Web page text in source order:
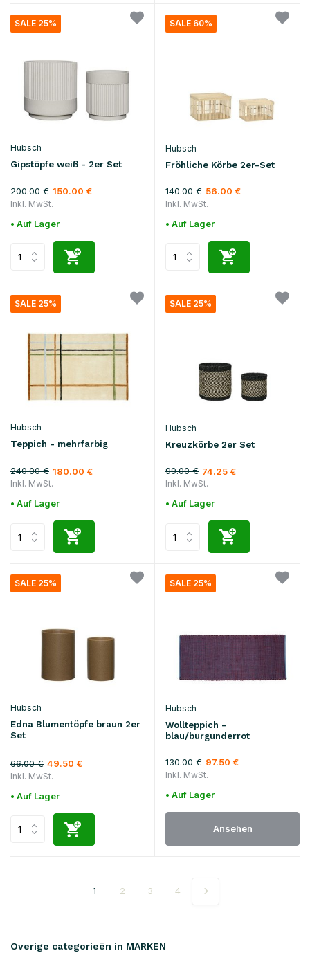
SALE 25%
Hubsch
Gipstöpfe weiß - 2er Set
200.00 € 150.00 €
Inkl. MwSt.
• Auf Lager
SALE 60%
Hubsch
Fröhliche Körbe 2er-Set
140.00 € 56.00 €
Inkl. MwSt.
• Auf Lager
SALE 25%
Hubsch
Teppich - mehrfarbig
240.00 € 180.00 €
Inkl. MwSt.
• Auf Lager
SALE 25%
Hubsch
Kreuzkörbe 2er Set
99.00 € 74.25 €
Inkl. MwSt.
• Auf Lager
SALE 25%
Hubsch
Edna Blumentöpfe braun 2er
Set
66.00 € 49.50 €
Inkl. MwSt.
• Auf Lager
SALE 25%
Hubsch
Wollteppich -
blau/burgunderrot
130.00 € 97.50 €
Inkl. MwSt.
• Auf Lager
Ansehen
1 2 3 4
Overige categorieën in MARKEN